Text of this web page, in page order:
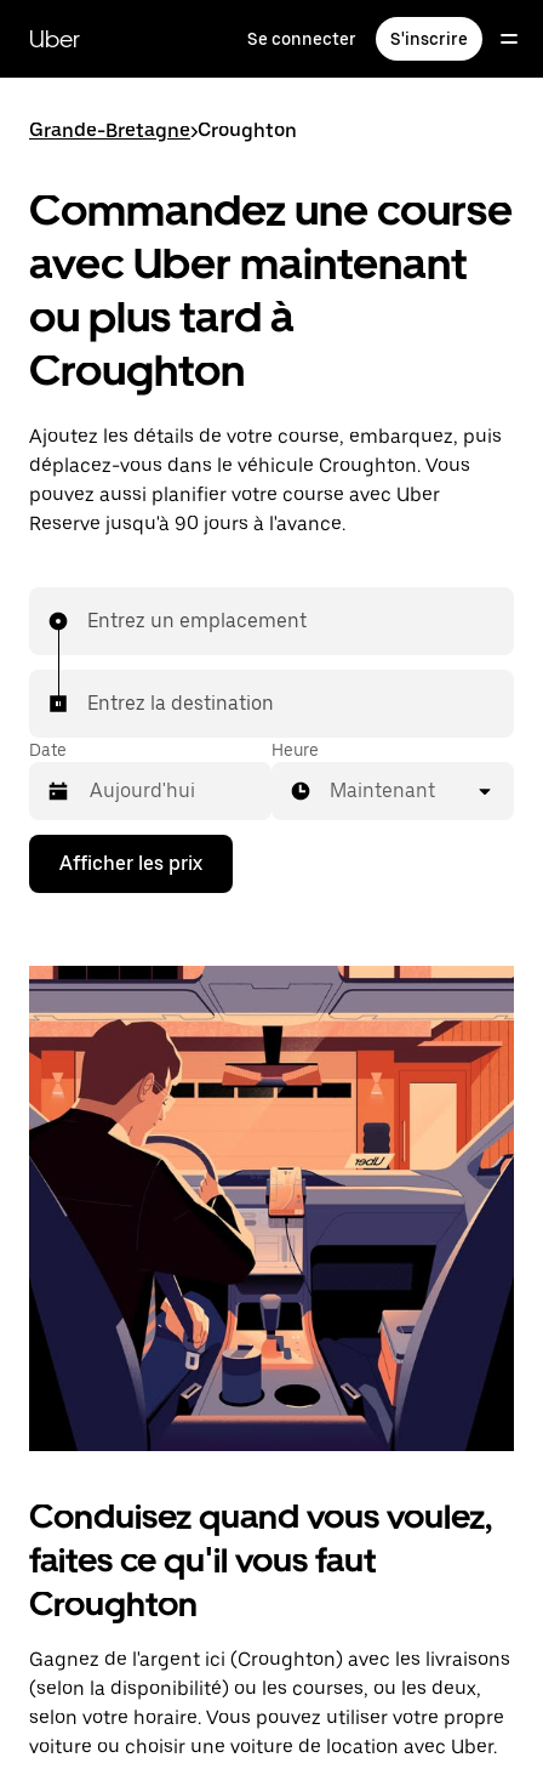
contenu
principal
Uber Se connecter S'inscrire
Grande-Bretagne>Croughton
Commandez une course
avec Uber maintenant
ou plus tard à
Croughton
Ajoutez les détails de votre course, embarquez, puis
déplacez-vous dans le véhicule Croughton. Vous
pouvez aussi planifier votre course avec Uber
Reserve jusqu'à 90 jours à l'avance.
Entrez un emplacement
Entrez la destination
Date
Appuyez
la
bas
interagir
avec
calendrier
et
sélectionner
une
date.
Appuyez
d'échappement
pour
fermer
calendrier.
Heure
Maintenant
Afficher les prix
Conduisez quand vous voulez,
faites ce qu'il vous faut
Croughton
Gagnez de l'argent ici (Croughton) avec les livraisons
(selon la disponibilité) ou les courses, ou les deux,
selon votre horaire. Vous pouvez utiliser votre propre
voiture ou choisir une voiture de location avec Uber.